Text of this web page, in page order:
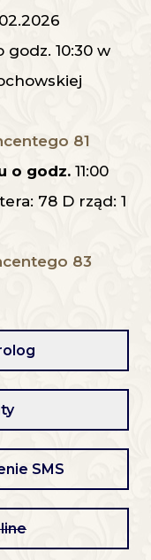
10:30 w
81
o godz. 11:00
78 D rząd: 1
83
SMS